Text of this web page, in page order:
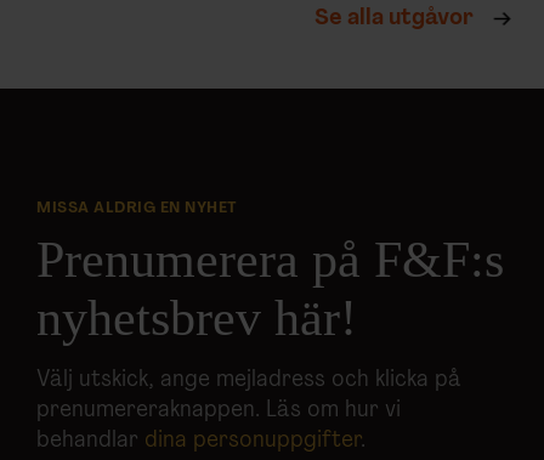
Se alla utgåvor
MISSA ALDRIG EN NYHET
Prenumerera på F&F:s
nyhetsbrev här!
Välj utskick, ange mejladress och klicka på
prenumereraknappen. Läs om hur vi
behandlar dina personuppgifter.